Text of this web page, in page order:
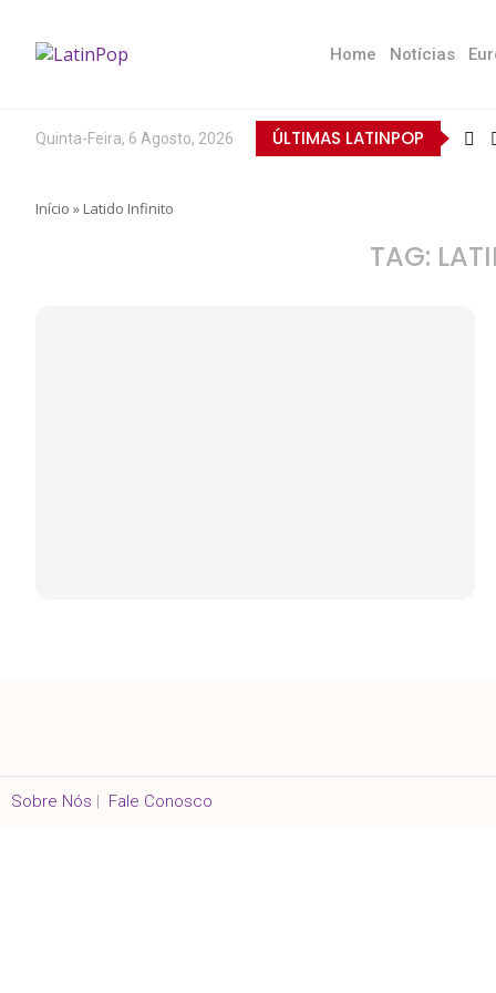
Home Notícias
Quinta-Feira, 6 Agosto, 2026 ÚLTIMAS LATINPOP
Início » Latido Infinito
TAG:
Sobre Nós | Fale Conosco